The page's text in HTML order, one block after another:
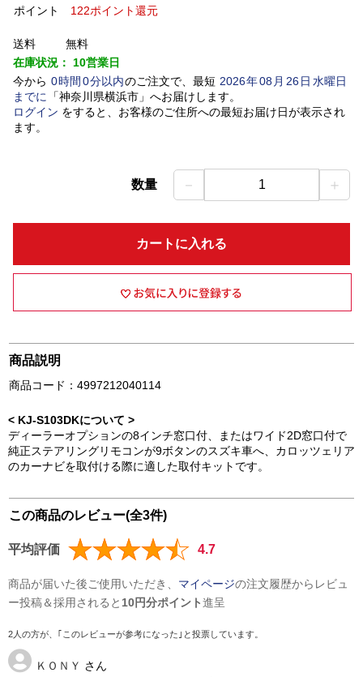
ポイント
122ポイント還元
送料
無料
在庫状況： 10営業日
今から 0時間 0分以内のご注文で、最短 2026年08 月 26日水曜日
までに
「神奈川県横浜市」 へお届けします。
ログイン をすると、お客様のご住所への最短お届け日が表示され
ます。
数量 － 1 ＋
カートに入れる
商品説明
商品コード：4997212040114
< KJ-S103DKについて >
ディーラーオプションの8インチ窓口付、またはワイド2D窓口付で
純正ステアリングリモコンが9ボタンのスズキ車へ、カロッツェリア
のカーナビを取付ける際に適した取付キットです。
この商品のレビュー(全3件)
平均評価 4.7
商品が届いた後ご使用いただき、 マイページの注文履歴からレビュ
ー投稿＆採用されると 10円分ポイント進呈
2人の方が、｢このレビューが参考になった｣と投票しています。
ＫＯＮＹ さん